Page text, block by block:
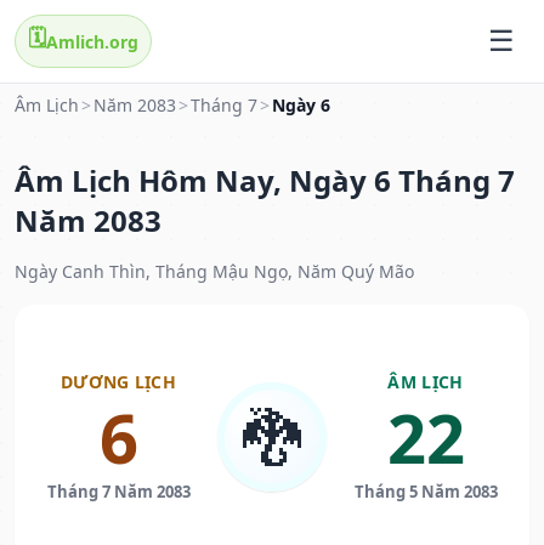
🗓️Amlich.org
Âm Lịch > Năm 2083 >Tháng 7> Ngày 6
Âm Lịch Hôm Nay, Ngày 6 Tháng 7
Năm 2083
Ngày Canh Thìn, Tháng Mậu Ngọ, Năm Quý Mão
DƯƠNG LỊCH
6
Tháng 7 Năm 2083
🐉
ÂM LỊCH
22
Tháng 5 Năm 2083